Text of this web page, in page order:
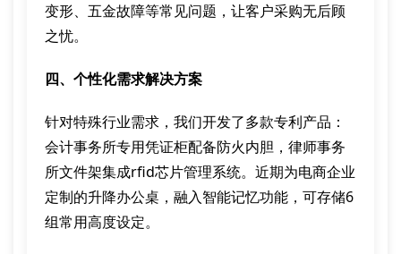
变形、五金故障等常见问题，让客户采购无后顾
之忧。
四、个性化需求解决方案
针对特殊行业需求，我们开发了多款专利产品：
会计事务所专用凭证柜配备防火内胆，律师事务
所文件架集成rfid芯片管理系统。近期为电商企业
定制的升降办公桌，融入智能记忆功能，可存储6
组常用高度设定。